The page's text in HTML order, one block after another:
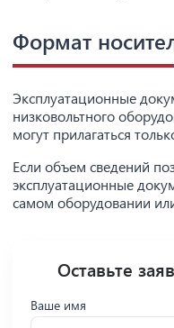
Формат
Эксплуатационные
низковольтного
могут прилагаться
Если объем сведений
эксплуатационные
самом оборудовании
Оставьте
Ваше имя